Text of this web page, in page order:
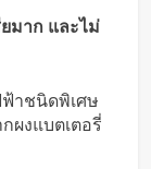
มาก และไม่
าชนิดพิเศษ
ผงแบตเตอรี่